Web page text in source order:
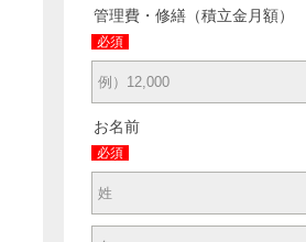
管理費・修繕（積立金月額）
必須
お名前
必須